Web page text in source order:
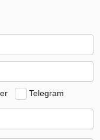
Telegram